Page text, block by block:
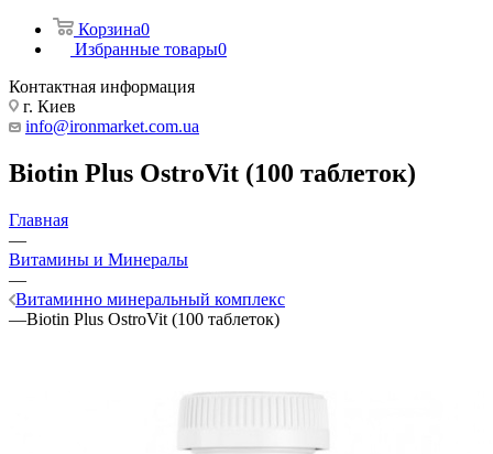
Корзина0
Избранные товары0
Контактная информация
г. Киев
info@ironmarket.com.ua
Biotin Plus OstroVit (100 таблеток)
Главная
—
Витамины и Минералы
—
Витаминно минеральный комплекс
—Biotin Plus OstroVit (100 таблеток)